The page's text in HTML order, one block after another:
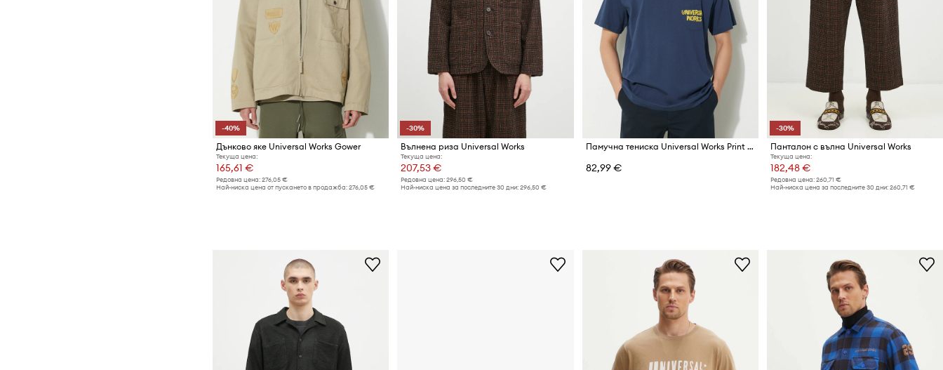
-40%
Дънково яке Universal Works Gower
Текуща цена:
165,61 €
Редовна цена: 276,05 €
Най-ниска цена от пускането в продажба: 276,05 €
-30%
Вълнена риза Universal Works
Текуща цена:
207,53 €
Редовна цена: 296,50 €
Най-ниска цена за последните 30 дни: 296,50 €
Памучна тениска Universal Works Print Pocket Tee
82,99 €
-30%
Панталон с вълна Universal Works
Текуща цена:
182,48 €
Редовна цена: 260,71 €
Най-ниска цена за последните 30 дни: 260,71 €